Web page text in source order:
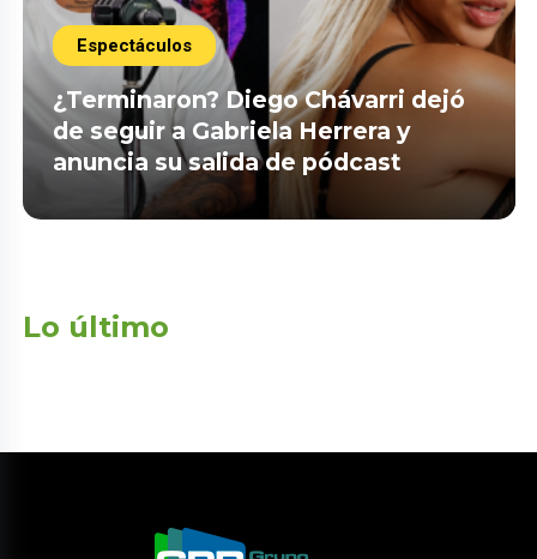
Espectáculos
¿Terminaron? Diego Chávarri dejó
de seguir a Gabriela Herrera y
anuncia su salida de pódcast
Lo último